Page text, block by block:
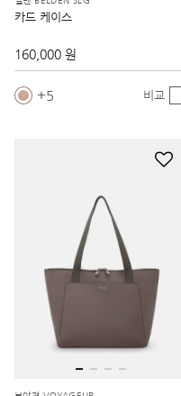
카드 케이스
160,000 원
5 비교